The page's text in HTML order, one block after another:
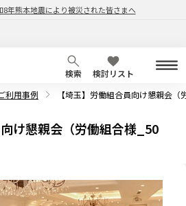
8年熊本地震により被災された皆さまへ
検索
検討リスト
利用事例 【埼玉】労働組合員向け懇親会
向け懇親会（労働組合様_50